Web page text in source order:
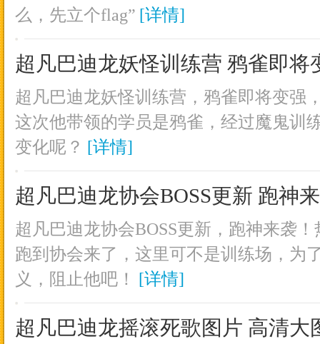
么，先立个flag” [详情]
超凡巴迪龙妖怪训练营 鸦雀即将
超凡巴迪龙妖怪训练营，鸦雀即将变强
这次他带领的学员是鸦雀，经过魔鬼训
变化呢？ [详情]
超凡巴迪龙协会BOSS更新 跑神
超凡巴迪龙协会BOSS更新，跑神来袭
跑到协会来了，这里可不是训练场，为
义，阻止他吧！
[详情]
超凡巴迪龙摇滚死歌图片 高清大